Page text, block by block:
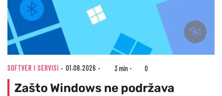
SOFTVER I SERVISI 01.08.2026 3 min 0
Zašto Windows ne podržava